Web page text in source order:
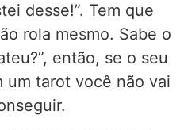
desse!”. Tem que
rola mesmo. Sabe o
então, se o seu
um tarot você não vai